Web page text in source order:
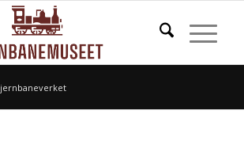
jernbaneverket